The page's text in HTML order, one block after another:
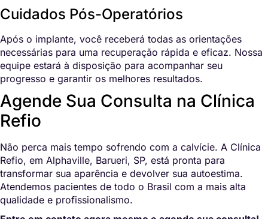
Cuidados Pós-Operatórios
Após o implante, você receberá todas as orientações
necessárias para uma recuperação rápida e eficaz. Nossa
equipe estará à disposição para acompanhar seu
progresso e garantir os melhores resultados.
Agende Sua Consulta na Clínica
Refio
Não perca mais tempo sofrendo com a calvície. A Clínica
Refio, em Alphaville, Barueri, SP, está pronta para
transformar sua aparência e devolver sua autoestima.
Atendemos pacientes de todo o Brasil com a mais alta
qualidade e profissionalismo.